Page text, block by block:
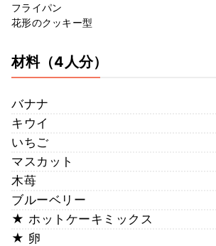
フライパン
花形のクッキー型
材料（4人分）
バナナ
キウイ
いちご
マスカット
木苺
ブルーベリー
★ ホットケーキミックス
★ 卵